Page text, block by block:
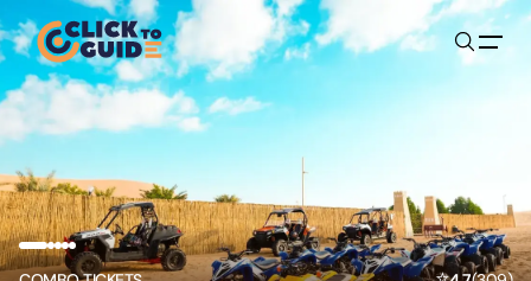
Skip to content